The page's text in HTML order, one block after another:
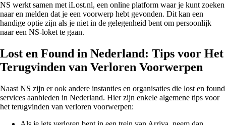
NS werkt samen met iLost.nl, een online platform waar je kunt zoeken
naar en melden dat je een voorwerp hebt gevonden. Dit kan een
handige optie zijn als je niet in de gelegenheid bent om persoonlijk
naar een NS-loket te gaan.
Lost en Found in Nederland: Tips voor Het
Terugvinden van Verloren Voorwerpen
Naast NS zijn er ook andere instanties en organisaties die lost en found
services aanbieden in Nederland. Hier zijn enkele algemene tips voor
het terugvinden van verloren voorwerpen: